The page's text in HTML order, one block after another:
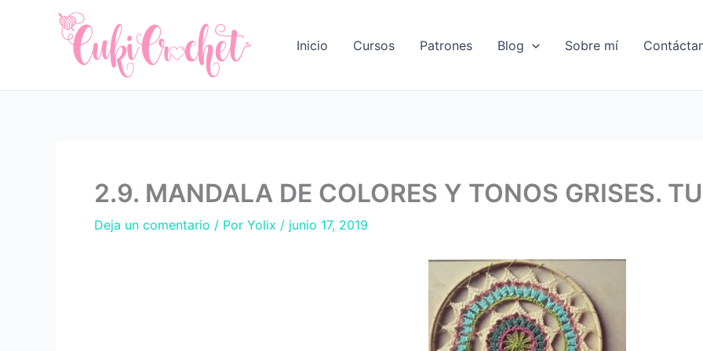
Inicio Cursos Patrones Blog Sobre mí
2.9. MANDALA DE COLORES Y TONOS GRISES.
Deja un comentario / Por Yolix / junio 17, 2019